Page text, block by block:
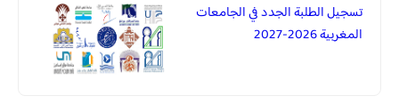
تسجيل الطلبة الجدد في الجامعات
المغربية 2026-2027